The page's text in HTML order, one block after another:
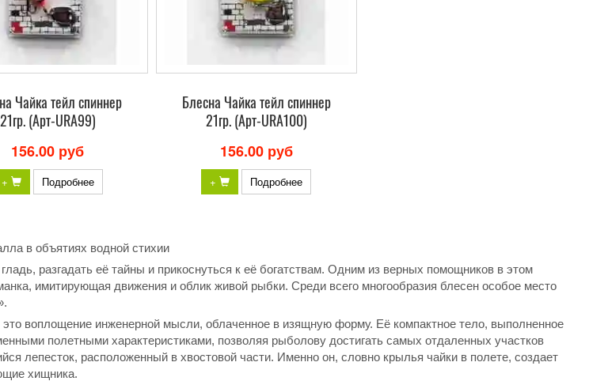
Чайка тейл спиннер
21гр. (Арт-URA99)
156.00 руб
+ Подробнее
Блесна Чайка тейл спиннер
21гр. (Арт-URA100)
156.00 руб
+ Подробнее
в объятиях водной стихии
разгадать её тайны и прикоснуться к её богатствам. Одним из верных помощников в этом
имитирующая движения и облик живой рыбки. Среди всего многообразия блесен особое место
это воплощение инженерной мысли, облаченное в изящную форму. Её компактное тело, выполненное
полетными характеристиками, позволяя рыболову достигать самых отдаленных участков
лепесток, расположенный в хвостовой части. Именно он, словно крылья чайки в полете, создает
хищника.